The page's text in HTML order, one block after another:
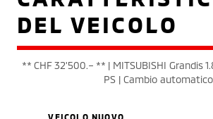
DEL VEICOLO
** CHF 32'500.– ** | MITSUBISHI Grandis
PS | Cambio automatico
VEICOLO NUOVO